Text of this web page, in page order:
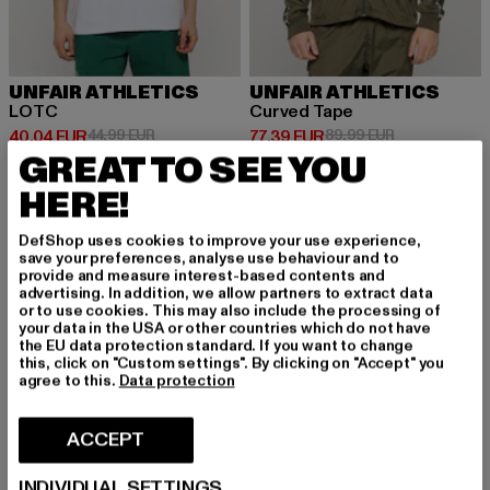
UNFAIR ATHLETICS
LOTC
40,04 EUR
Ajankohtainen hinta: 40,04 EUR
44,99 EURKampanjahinta: 44,99 EUR
UNFAIR ATHLETICS
Curved Tape
77,39 EUR
Ajankohtainen hinta: 77,39 EUR
89,99 EUR
-13%
GREAT TO SEE YOU
HERE!
DefShop uses cookies to improve your use experience,
save your preferences, analyse use behaviour and to
provide and measure interest-based contents and
advertising. In addition, we allow partners to extract data
or to use cookies. This may also include the processing of
your data in the USA or other countries which do not have
the EU data protection standard. If you want to change
this, click on "Custom settings". By clicking on "Accept" you
agree to this. Data protection
ACCEPT